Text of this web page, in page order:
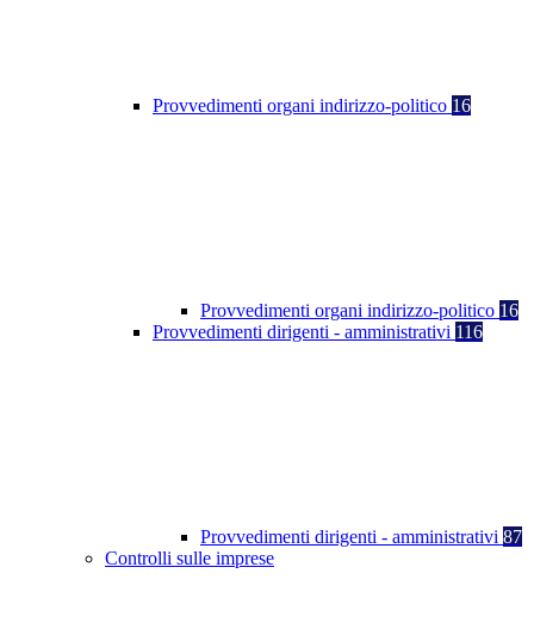
Provvedimenti organi indirizzo-politico 16
Provvedimenti organi indirizzo-politico 16
Provvedimenti dirigenti - amministrativi 116
Provvedimenti dirigenti - amministrativi 87
Controlli sulle imprese